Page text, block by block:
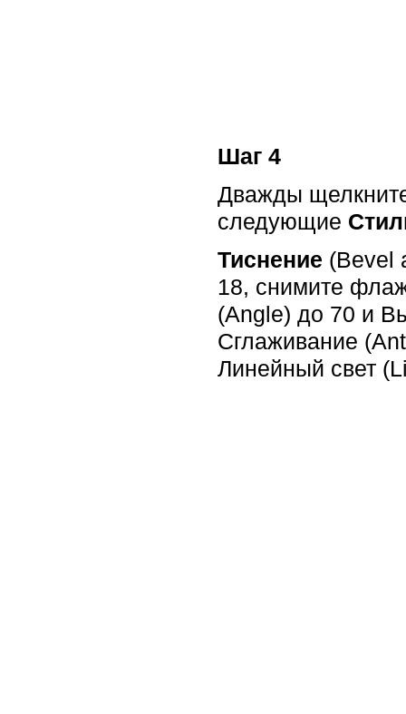
Шаг 4
Дважды
следующие
Тиснение (Bevel
18, снимите
(Angle) до 70 и
Сглаживание
Линейный свет